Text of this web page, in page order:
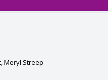
Meryl Streep